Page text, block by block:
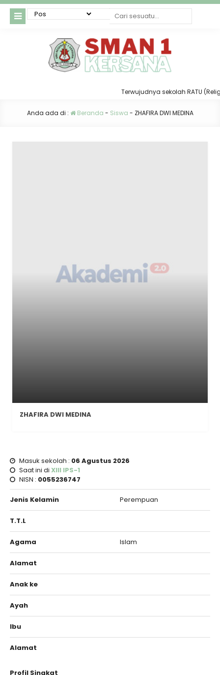
Terwujudnya sekolah RATU
Anda ada di : Beranda - Siswa - ZHAFIRA DWI MEDINA
ZHAFIRA DWI MEDINA
Masuk sekolah : 06 Agustus 2026
Saat ini di XIII IPS-1
NISN : 0055236747
Jenis Kelamin Perempuan
T.T.L
Agama Islam
Alamat
Anak ke
Ayah
Ibu
Alamat
Profil Singkat